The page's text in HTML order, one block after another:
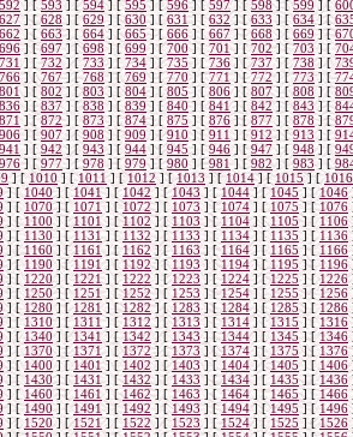
592 ] [ 593 ] [594 ] [595] [596] [ 597] [ 598] [ 599 ] [
627 ] [ 628 ] [629 ] [630] [ 631] [632] [633] [ 634] [
662 ] [ 663] [ 664] [665] [ 666 ] [ 667 ] [ 668 ] [ 669] [
696 ] [697 ] [698 ] [ 699 ] [700] [ 701 ] [702] [703 ] [
731 ] [732 ] [ 733] [ 734] [735] [ 736 ] [737 ] [ 738] [
766] [767] [768 ] [769 ] [770 ] [771 ] [772] [773] [
801] [802] [ 803 ] [804 ] [805] [ 806] [ 807] [808 ] [
836 ] [837 ] [838 ] [ 839] [ 840] [841] [ 842 ] [ 843 ] [
871 ] [872] [ 873 ] [ 874] [ 875 ] [ 876] [ 877 ] [ 878] [
906 ] [907 ] [908] [909 ] [910] [911 ] [912] [913 ] [
941 ] [ 942 ] [ 943] [ 944 ] [945] [ 946 ] [947 ] [ 948] [
976] [977] [978 ] [ 979 ] [980 ] [981] [ 982] [983] [
] [ 1010 ] [1011] [1012 ] [1013 ] [ 1014] [1015] [1016
] [ 1040] [1041] [1042 ] [1043 ] [1044] [ 1045] [1046
] [ 1070] [ 1071 ] [1072] [ 1073 ] [1074 ] [1075] [1076
] [ 1100] [1101 ] [1102] [ 1103 ] [1104] [1105] [ 1106
] [ 1130] [ 1131] [ 1132 ] [ 1133 ] [ 1134 ] [ 1135 ] [ 1136
] [1160] [1161 ] [ 1162 ] [ 1163] [1164] [ 1165 ] [ 1166
] [ 1190] [1191] [ 1192] [1193 ] [1194] [ 1195 ] [1196
] [ 1220 ] [1221] [1222] [1223 ] [ 1224] [1225] [ 1226
] [ 1250] [ 1251 ] [1252] [ 1253 ] [1254] [ 1255] [1256
] [ 1280 ] [1281 ] [1282] [ 1283 ] [ 1284] [ 1285] [ 1286
] [ 1310 ] [1311 ] [ 1312 ] [1313 ] [ 1314] [1315 ] [1316
] [1340] [1341 ] [ 1342 ] [ 1343] [1344] [ 1345 ] [1346
] [ 1370] [1371] [ 1372] [1373 ] [1374] [1375 ] [ 1376
] [ 1400 ] [1401] [ 1402] [1403 ] [ 1404] [1405 ] [ 1406
] [ 1430] [1431] [1432 ] [1433 ] [ 1434] [ 1435] [1436
] [ 1460] [ 1461 ] [1462] [ 1463 ] [ 1464 ] [ 1465] [1466
] [ 1490] [ 1491] [ 1492 ] [1493 ] [1494 ] [1495 ] [ 1496
] [ 1520] [1521] [ 1522 ] [ 1523 ] [1524] [ 1525 ] [1526